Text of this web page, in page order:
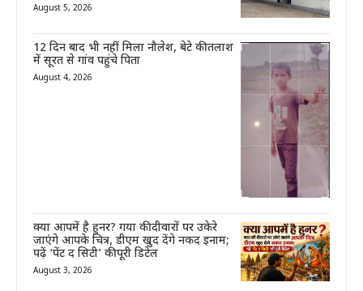
August 5, 2026
12 दिन बाद भी नहीं मिला नौलेश, बेटे की तलाश
में सूरत से गांव पहुंचे पिता
August 4, 2026
क्या आपमें है हुनर? गया की दीवारों पर उकेरे
जाएंगे आपके चित्र, डीएम खुद देंगे नकद इनाम;
पढ़ें ‘पेंट द सिटी’ की पूरी डिटेल
August 3, 2026